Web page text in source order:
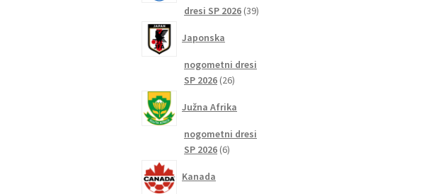
dresi SP 2026 3939
Japonska
nogometni dresi
SP 2026 2626
Južna Afrika
nogometni dresi
SP 2026 66
Kanada